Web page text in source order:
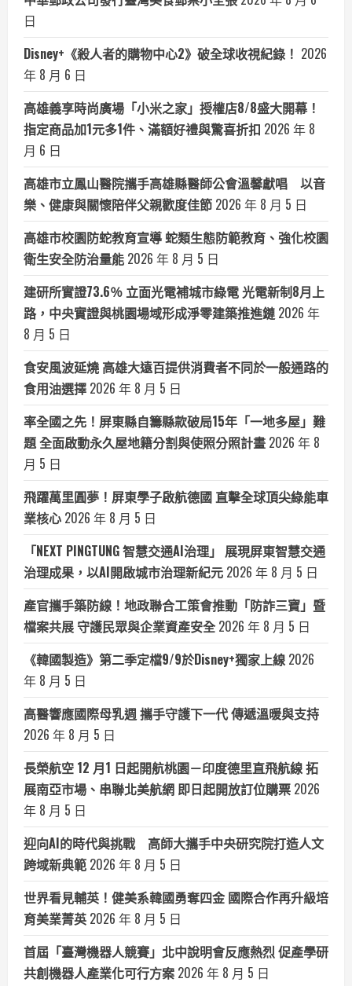
日
Disney+《殺人者的購物中心2》破全球收視紀錄！ 2026
年 8 月 6 日
高雄義享時尚廣場「小米之家」授權店8/8盛大開幕！
指定商品加1元多1件、滿額好禮與驚喜折扣 2026 年 8
月 6 日
高雄市立鳳山醫院攜手高雄縣醫師公會溫馨獻唱 以音
樂、健康與關懷陪伴父親歡度佳節 2026 年 8 月 5 日
高雄市校園防蛇教育宣導 蛇類生態防範教育、強化校園
衛生安全防治量能 2026 年 8 月 5 日
建研所實證73.6％ 立面光電補城市綠電 光電新制8月上
路，中央實證與桃園場域形成淨零建築推進鏈 2026 年
8 月 5 日
食安風波延燒 高雄大遠百提供消費者不同於一般通路的
食用油選擇 2026 年 8 月 5 日
率全國之先！屏東縣自籌縣款破局15年「一地多屋」難
題 全面啟動永久屋地籍分割與使照分照計畫 2026 年 8
月 5 日
飛躍萬里圓夢！屏東學子啟航德國 直擊全球頂尖綠能車
業核心 2026 年 8 月 5 日
「NEXT PINGTUNG 智慧交通AI治理」 展現屏東智慧交通
治理成果，以AI開啟城市治理新紀元 2026 年 8 月 5 日
產官攜手築防線！地政聯合工策會推動「防詐三寶」暨
檔案共展 守護民眾與企業資產安全 2026 年 8 月 5 日
《韓國製造》第二季定檔9/9於Disney+獨家上線 2026
年 8 月 5 日
高醫響應國際母乳週 攜手守護下一代 傳遞溫暖與支持
2026 年 8 月 5 日
長榮航空 12 月1 日起開航桃園－印度德里直飛航線 拓
展南亞市場、串聯北美航網 即日起開放訂位購票 2026
年 8 月 5 日
迎向AI的時代與挑戰 高師大攜手中央研究院打造人文
跨域新典範 2026 年 8 月 5 日
世界看見輔英！健美系韓國勇奪四金 國際合作再升級培
育美業菁英 2026 年 8 月 5 日
首屆「臺灣機器人競賽」北中說明會反應熱烈 促產學研
共創機器人產業化可行方案 2026 年 8 月 5 日